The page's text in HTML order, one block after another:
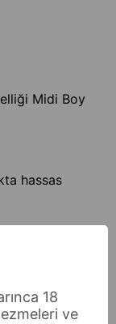
Midi Boy
hassas
18
ve